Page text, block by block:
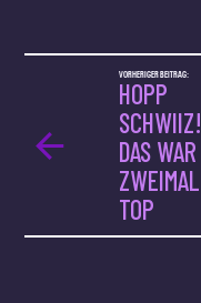
VORHERIGER BEITRAG:
HOPP
SCHWIIZ!
DAS WAR
ZWEIMAL
TOP